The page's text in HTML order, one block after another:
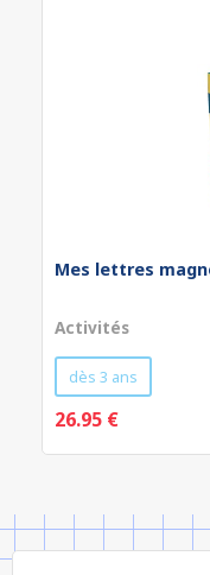
Mes lettres
Activités
dès 3 ans
26.95 €